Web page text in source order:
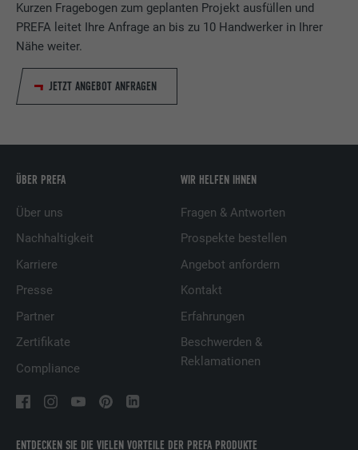
Kurzen Fragebogen zum geplanten Projekt ausfüllen und
PREFA leitet Ihre Anfrage an bis zu 10 Handwerker in Ihrer
Nähe weiter.
JETZT ANGEBOT ANFRAGEN
ENTDECKEN SIE DIE VIELEN VORTEILE DER PREFA PRODUKTE
ÜBER PREFA
Über uns
Nachhaltigkeit
Karriere
Presse
Partner
Zertifikate
Compliance
WIR HELFEN IHNEN
Fragen & Antworten
Prospekte bestellen
Angebot anfordern
Kontakt
Erfahrungen
Beschwerden &
Reklamationen